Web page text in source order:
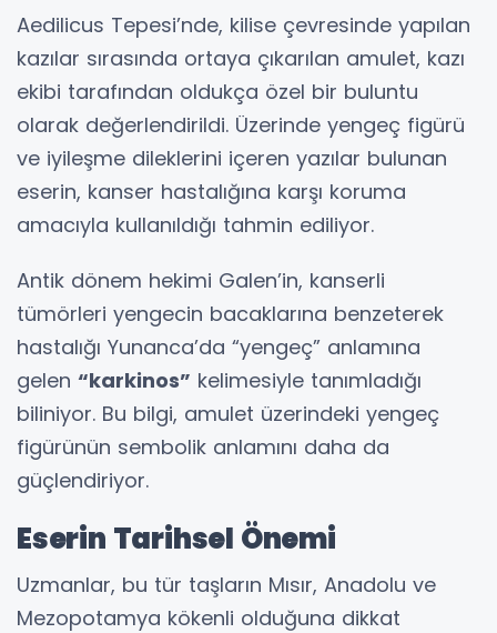
Aedilicus Tepesi’nde, kilise çevresinde yapılan
kazılar sırasında ortaya çıkarılan amulet, kazı
ekibi tarafından oldukça özel bir buluntu
olarak değerlendirildi. Üzerinde yengeç figürü
ve iyileşme dileklerini içeren yazılar bulunan
eserin, kanser hastalığına karşı koruma
amacıyla kullanıldığı tahmin ediliyor.
Antik dönem hekimi Galen’in, kanserli
tümörleri yengecin bacaklarına benzeterek
hastalığı Yunanca’da “yengeç” anlamına
gelen “karkinos” kelimesiyle tanımladığı
biliniyor. Bu bilgi, amulet üzerindeki yengeç
figürünün sembolik anlamını daha da
güçlendiriyor.
Eserin Tarihsel Önemi
Uzmanlar, bu tür taşların Mısır, Anadolu ve
Mezopotamya kökenli olduğuna dikkat